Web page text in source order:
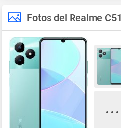
Fotos del Realme C51